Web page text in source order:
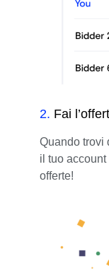
2. Fai
Quando trovi
il tuo
offerte!